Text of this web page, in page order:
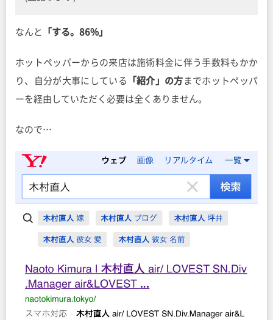
なんと 「する。86%」
ホットペッパーからの来店は施術料金に伴う手数料もかか
り、自分が大事にしている
「紹介」の方 までホットペッパ
ーを経由していただく必要は全くありません。
なので…